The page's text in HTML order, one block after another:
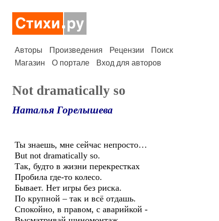
Авторы Произведения Рецензии
Поиск
Магазин
О портале Вход для авторов
Not dramatically so
Наталья Горелышева
Ты знаешь, мне сейчас непросто…
But not dramatically so.
Так, будто в жизни перекрестках
Пробила где-то колесо.
Бывает. Нет игры без риска.
По крупной – так и всё отдашь.
Спокойно, в правом, с аварийкой -